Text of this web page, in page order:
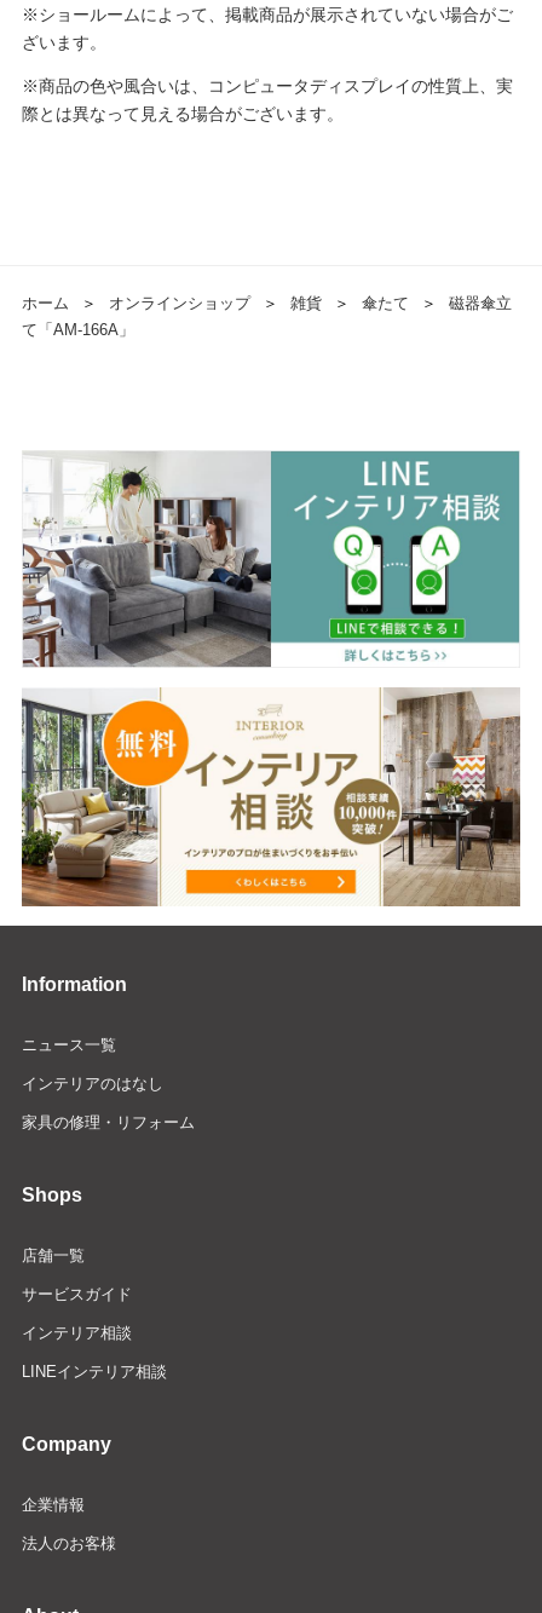
※ショールームによって、掲載商品が展示されていない場合がご
ざいます。
※商品の色や風合いは、コンピュータディスプレイの性質上、実
際とは異なって見える場合がございます。
ホーム ＞ オンラインショップ ＞ 雑貨 ＞ 傘たて ＞
磁器傘立
て「AM-166A」
Information
ニュース一覧
インテリアのはなし
家具の修理・リフォーム
Shops
店舗一覧
サービスガイド
インテリア相談
LINEインテリア相談
Company
企業情報
法人のお客様